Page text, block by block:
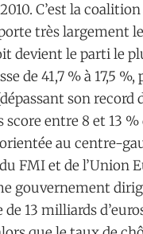
C’est la
très largement
devient le parti le
de 41,7 % à 17,5
son record
entre 8 et 13 %
au centre-
FMI et de l’Union
gouvernement
13 milliards